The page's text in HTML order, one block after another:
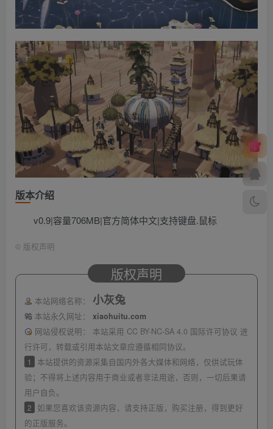
版本介绍
v0.9|容量706MB|官方简体中文|支持键盘.鼠标
© 版权声明
版权声明
本站网络名称： 小灰兔
本站永久网址：
xiaohuitu.com
网站侵权说明：
本站采用 CC BY-NC-SA 4.0 国际许可协议 进
行许可，转载或引用本站文章应遵循相同协议。
1
本站提供的资源采集自国内外各大媒体和网络，仅供试玩体
验；不得将上述内容用于商业或者非法用途，否则，一切后果请
用户自负。
2
如果您喜欢该资源内容，请支持正版，购买注册，得到更好
的正版服务。